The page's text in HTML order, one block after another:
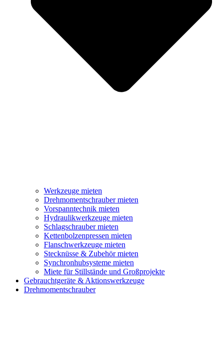
Werkzeuge mieten
Drehmomentschrauber mieten
Vorspanntechnik mieten
Hydraulikwerkzeuge mieten
Schlagschrauber mieten
Kettenbolzenpressen mieten
Flanschwerkzeuge mieten
Stecknüsse & Zubehör mieten
Synchronhubsysteme mieten
Miete für Stillstände und Großprojekte
Gebrauchtgeräte & Aktionswerkzeuge
Drehmomentschrauber